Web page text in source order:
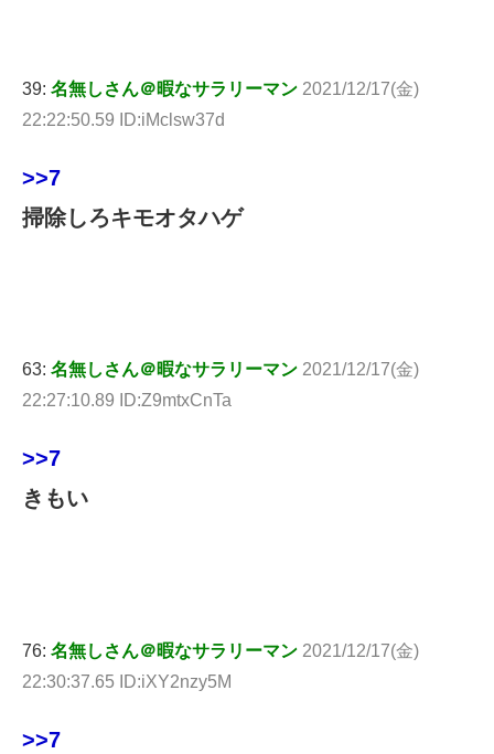
39: 名無しさん＠暇なサラリーマン 2021/12/17(金)
22:22:50.59 ID:iMclsw37d
>>7
掃除しろキモオタハゲ
63: 名無しさん＠暇なサラリーマン 2021/12/17(金)
22:27:10.89 ID:Z9mtxCnTa
>>7
きもい
76: 名無しさん＠暇なサラリーマン 2021/12/17(金)
22:30:37.65 ID:iXY2nzy5M
>>7